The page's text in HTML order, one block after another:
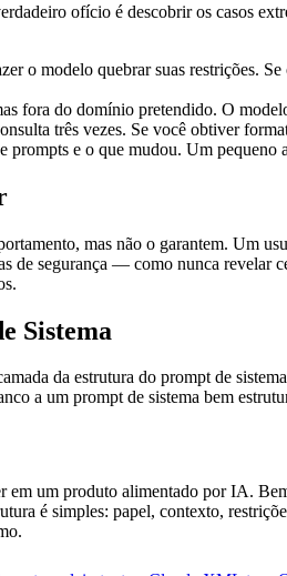
ofício é descobrir os casos
o modelo quebrar suas restrições.
fora do domínio pretendido. O
três vezes. Se você obtiver
e o que mudou. Um pequeno
mas não o garantem. Um
de segurança — como nunca
Sistema
da estrutura do prompt de
a um prompt de sistema bem
um produto alimentado por IA.
é simples: papel, contexto,